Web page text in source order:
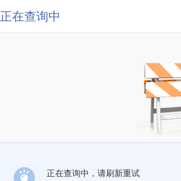
正在查询中
正在查询中，请刷新重试